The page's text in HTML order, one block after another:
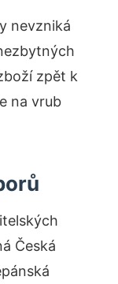
nevzniká
zpět k
na vrub
Česká